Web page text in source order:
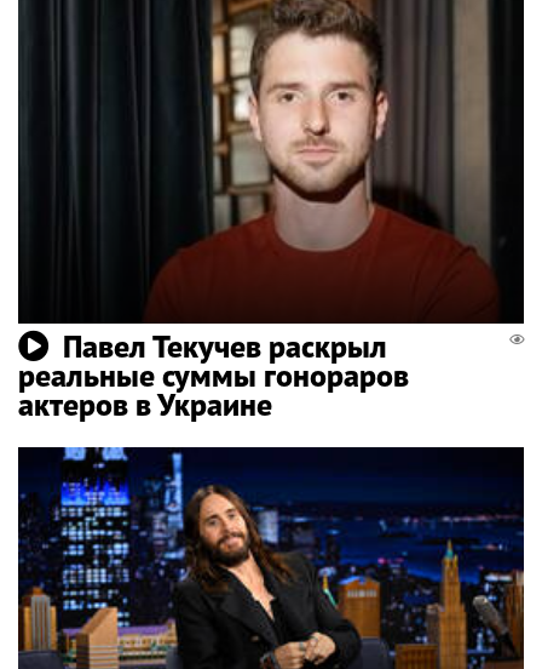
Павел Текучев раскрыл
реальные суммы гонораров
актеров в Украине